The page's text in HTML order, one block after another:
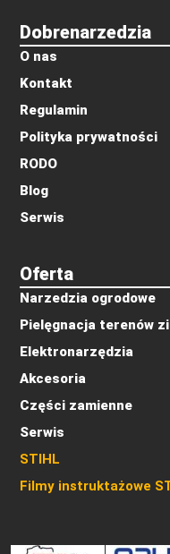
Oferta
Narzedzia ogrodowe
Pielęgnacja terenów
Elektronarzędzia
Akcesoria
Części zamienne
Serwis
STIHL
Filmy instruktażowe
Dobrenarzedzia
O nas
Kontakt
Regulamin
Polityka prywatności
RODO
Blog
Serwis